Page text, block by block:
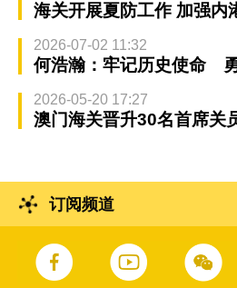
海关开展夏防工作 加强内
2026-07-02 11:32
何浩瀚：牢记历史使命
2026-05-20 17:27
澳门海关晋升30名首席关
订阅频道